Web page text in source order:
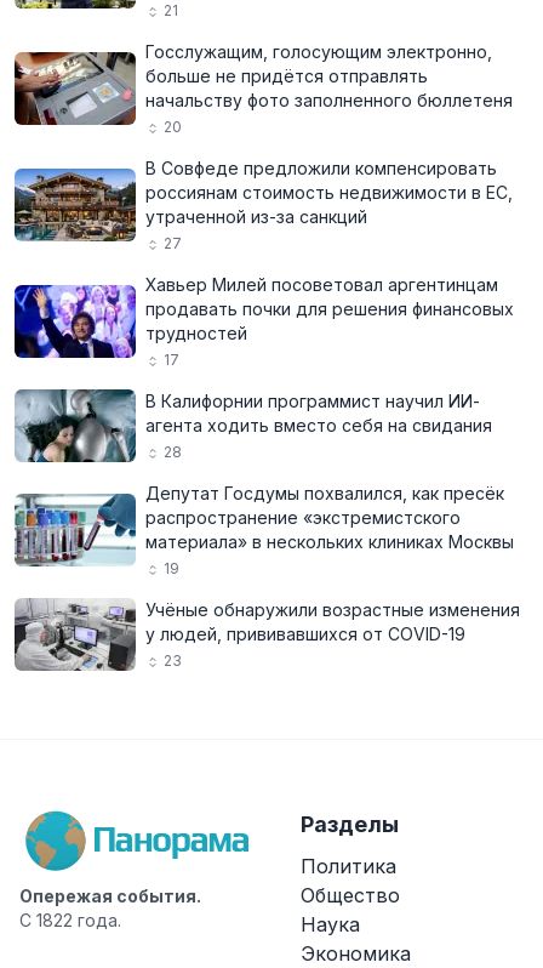
21
Госслужащим, голосующим электронно,
больше не придётся отправлять
начальству фото заполненного бюллетеня
20
В Совфеде предложили компенсировать
россиянам стоимость недвижимости в ЕС,
утраченной из-за санкций
27
Хавьер Милей посоветовал аргентинцам
продавать почки для решения финансовых
трудностей
17
В Калифорнии программист научил ИИ-
агента ходить вместо себя на свидания
28
Депутат Госдумы похвалился, как пресёк
распространение «экстремистского
материала» в нескольких клиниках Москвы
19
Учёные обнаружили возрастные изменения
у людей, прививавшихся от COVID-19
23
Опережая события.
С 1822 года.
Разделы
Политика
Общество
Наука
Экономика